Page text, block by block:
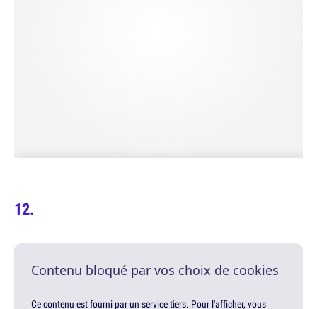
Contenu bloqué par vos choix de cookies
Ce contenu est fourni par un service tiers. Pour l'afficher, vous